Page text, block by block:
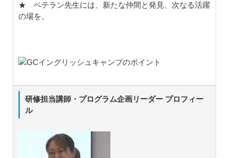
★ ベテラン先生には、新たな仲間と発見、次なる活躍
の場を。
研修担当講師・プログラム企画リーダー プロフィー
ル